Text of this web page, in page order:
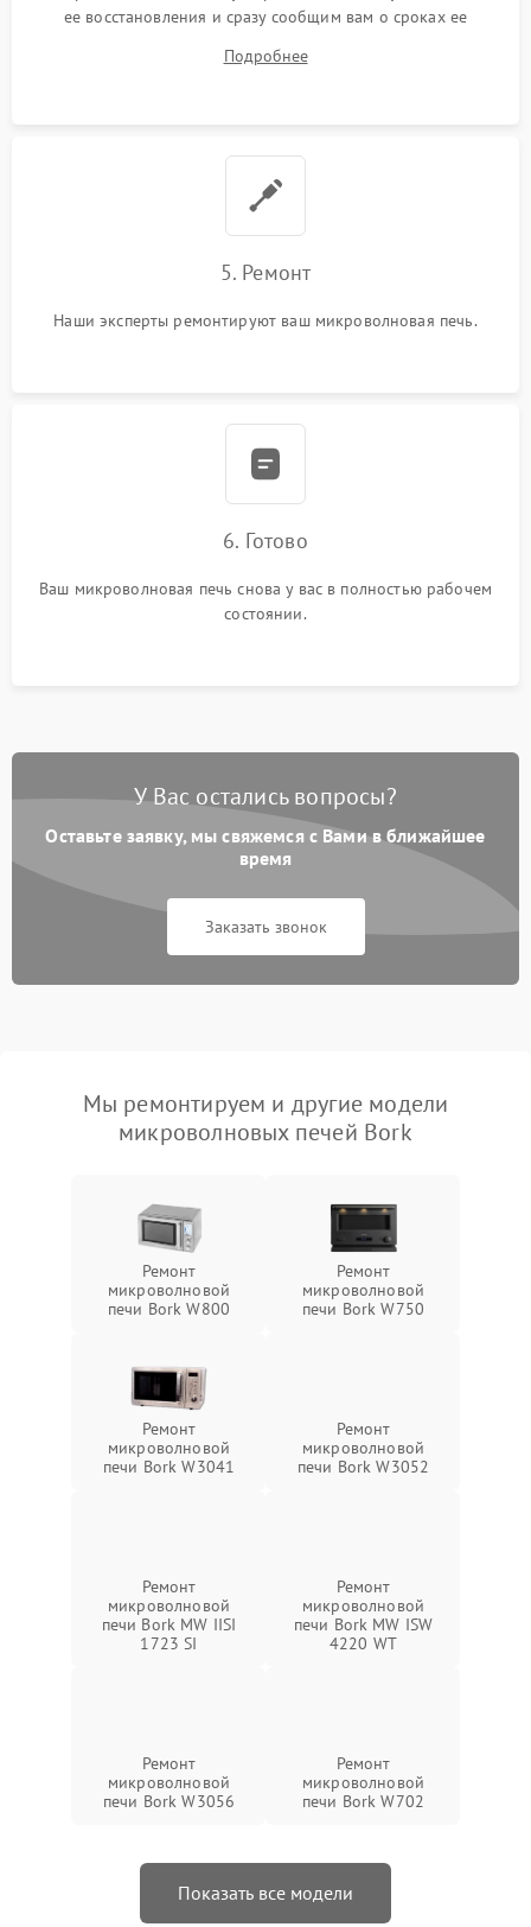
ее восстановления и сразу сообщим вам о сроках ее
Подробнее
5. Ремонт
Наши эксперты ремонтируют ваш микроволновая печь.
6. Готово
Ваш микроволновая печь снова у вас в полностью рабочем
состоянии.
У Вас остались вопросы?
Оставьте заявку, мы свяжемся с Вами в ближайшее
время
Заказать звонок
Мы ремонтируем и другие модели
микроволновых печей Bork
Ремонт
микроволновой
печи Bork W800
Ремонт
микроволновой
печи Bork W750
Ремонт
микроволновой
печи Bork W3041
Ремонт
микроволновой
печи Bork W3052
Ремонт
микроволновой
печи Bork MW IISI
1723 SI
Ремонт
микроволновой
печи Bork MW ISW
4220 WT
Ремонт
микроволновой
печи Bork W3056
Ремонт
микроволновой
печи Bork W702
Показать все модели